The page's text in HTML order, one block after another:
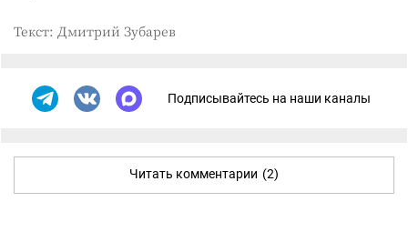
Текст: Дмитрий Зубарев
Подписывайтесь на наши каналы
Читать комментарии (2)